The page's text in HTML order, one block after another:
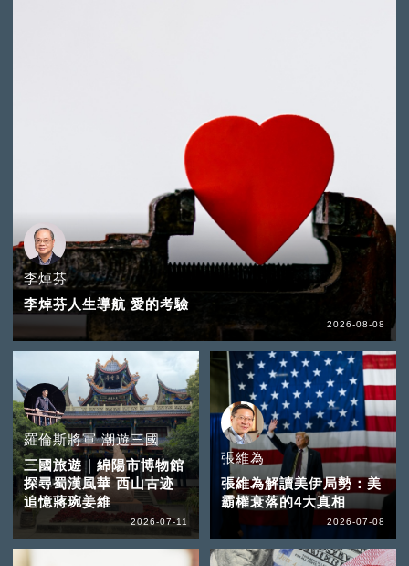
李焯芬
李焯芬人生導航 愛的考驗
2026-08-08
羅倫斯將軍 潮遊三國
三國旅遊｜綿陽市博物館
探尋蜀漢風華 西山古迹
追憶蔣琬姜維
2026-07-11
張維為
張維為解讀美伊局勢：美
霸權衰落的4大真相
2026-07-08